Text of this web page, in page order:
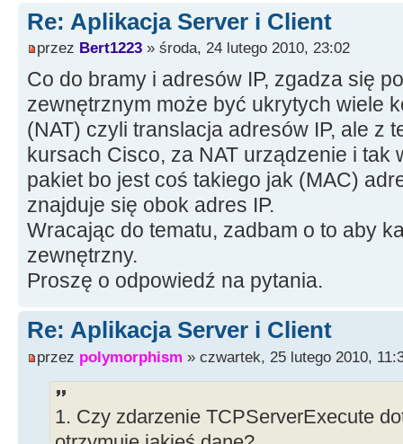
TCPClient->Connect();
TCPClient->Socket-
>Text +";" + Pass->Text + ";" +
}
--------------------
int b = 0;
b =
if(b != 0)
{
int a = 0;
line.Delete(1,12); //
a = line.LastDelimiter(";"); //
ostatniego ';'
ip = line;
ip.Delete(1, a); //
line.Delete(a,
i adres ip
a = line.LastDelimiter(";"); //
ostatniego ';'
Re: Aplikacja Server i Client
przez Bert1223 » środa, 24 lutego 2010, 23:02
Co do bramy i adresów IP, zgadza się
zewnętrznym może być ukrytych wiele
(NAT) czyli translacja adresów IP, ale z
kursach Cisco, za NAT urządzenie i tak
pakiet bo jest coś takiego jak (MAC)
znajduje się obok adres IP.
Wracając do tematu, zadbam o to aby
zewnętrzny.
Proszę o odpowiedź na pytania.
Re: Aplikacja Server i Client
przez polymorphism » czwartek, 25 lutego 2010,
1. Czy zdarzenie TCPServerExecute